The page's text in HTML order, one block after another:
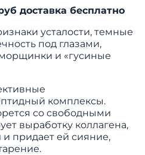
доставка бесплатно
усталости, темные
под глазами,
и «гусиные
комплексы.
со свободными
выработку коллагена,
придает ей сияние,